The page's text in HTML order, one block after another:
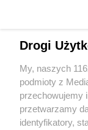
Więcej torów
Zawierciem
Wydawca mediów
Drogi
My, naszych
podmioty z
przechowujemy
przetwarzamy
identyfikatory,